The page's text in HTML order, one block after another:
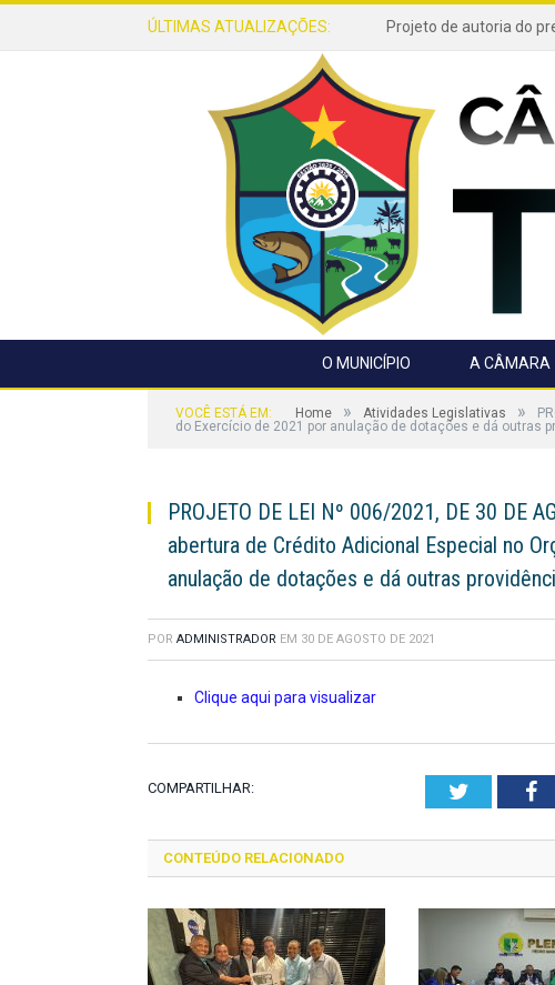
ÚLTIMAS ATUALIZAÇÕES:
O MUNICÍPIO A CÂMARA
VOCÊ ESTÁ EM: Home » Atividades Legislativas »
do Exercício de 2021 por anulação de dotações e dá outras
PROJETO DE LEI Nº 006/2021, DE 30 DE
abertura de Crédito Adicional Especial no
anulação de dotações e dá outras
POR ADMINISTRADOR EM 30 DE AGOSTO DE 2021
Clique aqui para visualizar
COMPARTILHAR: Twitter
CONTEÚDO RELACIONADO